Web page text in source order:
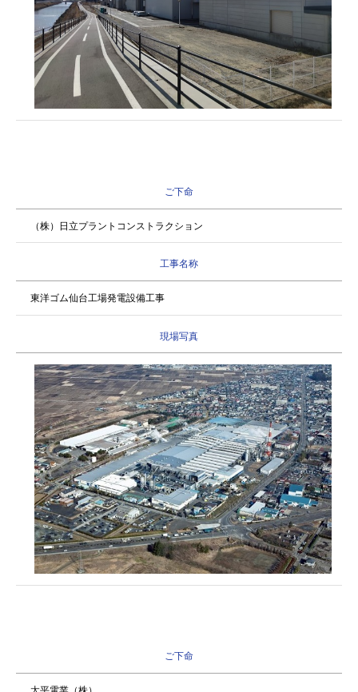
ご下命
（株）日立プラントコンストラクション
工事名称
東洋ゴム仙台工場発電設備工事
現場写真
ご下命